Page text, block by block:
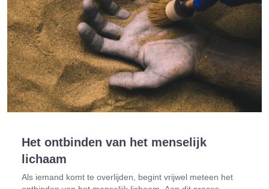
Het ontbinden van het menselijk
lichaam
Als iemand komt te overlijden, begint vrijwel meteen het